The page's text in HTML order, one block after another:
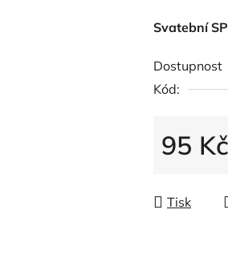
produktu
0,0
z
hvězdiček.
Svatební
Dostupnost
Kód:
95 Kč
Měrná
Tisk